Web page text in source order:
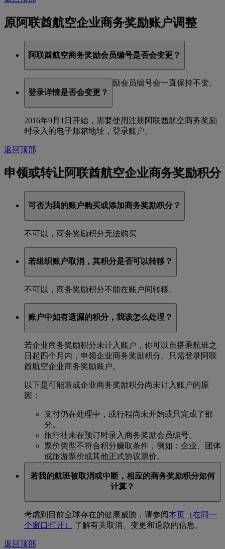
原阿联酋航空企业商务奖励账户调整
阿联酋航空商务奖励会员编号是否会变更？
不会，阿联酋航空商务奖励会员编号会一直保持不变。
登录详情是否会变更？
2016年9月1日开始，需要使用注册阿联酋航空商务奖励
时录入的电子邮箱地址，登录账户。
返回顶部
申领或转让阿联酋航空企业商务奖励积分
可否为我的账户购买或添加商务奖励积分？
不可以，商务奖励积分无法购买
若组织账户取消，其积分是否可以转移？
不可以，商务奖励积分不能在账户间转移。
账户中如有遗漏的积分，我该怎么处理？
若企业商务奖励积分未计入账户，你可以自搭乘航班之
日起四个月内，申领企业商务奖励积分。只需登录阿联
酋航空企业商务奖励账户。
以下是可能造成企业商务奖励积分尚未计入账户的原
因：
支付仍在处理中，或行程尚未开始或只完成了部
分。
旅行社未在预订时录入商务奖励会员编号。
票价类型不符合积分赚取条件，例如：企业、团体
或旅游票价或其他正式协议票价。
若我的航班被取消或中断，相应的商务奖励积分如何
计算？
考虑到目前全球存在的健康威胁，请参阅本页 （在同一
个窗口打开）
了解有关取消、变更和退款的信息。
返回顶部